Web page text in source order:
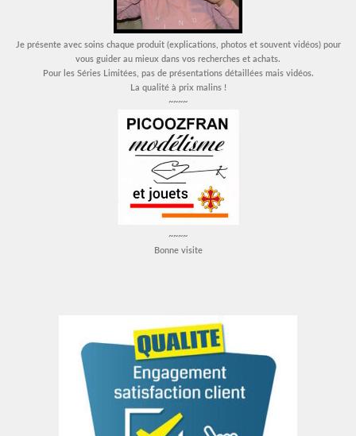
Je présente avec soins chaque produit (explications, photos et souvent vidéos) pour
vous guider au mieux dans vos recherches et achats.
Pour les Séries Limitées, pas de présentations détaillées mais vidéos.
La qualité à prix malins !
~~~~
~~~~
Bonne visite